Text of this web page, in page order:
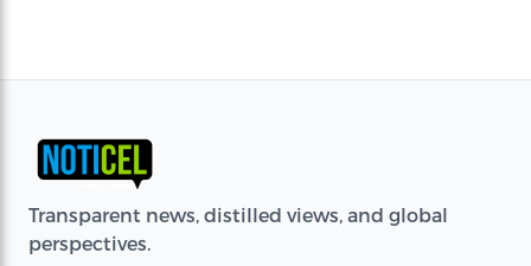
Transparent news, distilled views, and global
perspectives.